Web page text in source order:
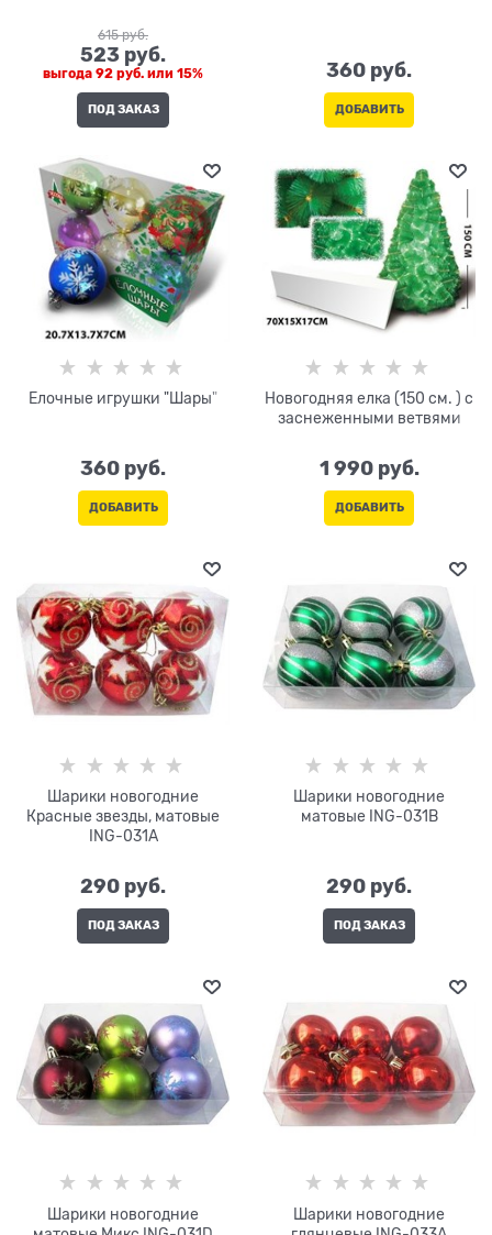
615 руб.
523 руб.
выгода 92 руб. или 15%
ПОД ЗАКАЗ
360 руб.
ДОБАВИТЬ
Елочные игрушки "Шары"
360 руб.
ДОБАВИТЬ
Новогодняя елка (150 см. ) с
заснеженными ветвями
1 990 руб.
ДОБАВИТЬ
Шарики новогодние
Красные звезды, матовые
ING-031A
290 руб.
ПОД ЗАКАЗ
Шарики новогодние
матовые ING-031B
290 руб.
ПОД ЗАКАЗ
Шарики новогодние
Шарики новогодние